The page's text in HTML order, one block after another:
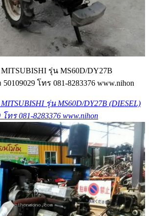
รุ่น MS60D/DY27B
โทร 081-8283376 www.nihon
รุ่น MS60D/DY27B (DIESEL)
ทร 081-8283376 www.nihon